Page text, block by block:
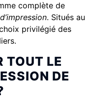
complète de
. Situés au
privilégié des
TOUT LE
DE